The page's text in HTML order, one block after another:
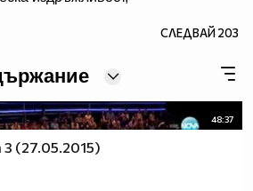
водещ превежда участници,
часа всяка седмица.
и в:
СЛЕДВАЙ203
48:37
3 (27.05.2015)